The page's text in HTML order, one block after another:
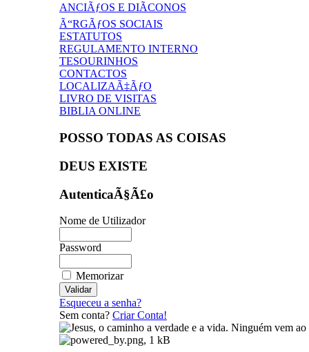
ANCIÃƒOS E DIÃCONOS
Ã“RGÃƒOS SOCIAIS
ESTATUTOS
REGULAMENTO INTERNO
TESOURINHOS
CONTACTOS
LOCALIZAÃ‡ÃƒO
LIVRO DE VISITAS
BIBLIA ONLINE
POSSO TODAS AS COISAS
DEUS EXISTE
AutenticaÃ§Ã£o
Nome de Utilizador
Password
Memorizar
Esqueceu a senha?
Sem conta? Criar Conta!